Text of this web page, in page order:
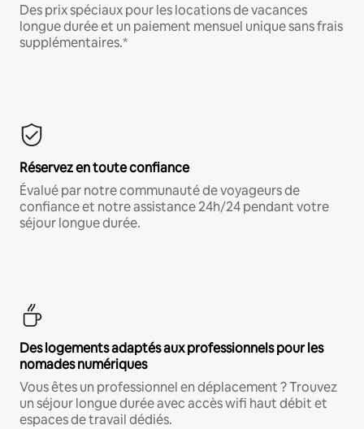
Des prix spéciaux pour les locations de vacances
longue durée et un paiement mensuel unique sans frais
supplémentaires.*
Réservez en toute confiance
Évalué par notre communauté de voyageurs de
confiance et notre assistance 24h/24 pendant votre
séjour longue durée.
Des logements adaptés aux professionnels pour les
nomades numériques
Vous êtes un professionnel en déplacement ? Trouvez
un séjour longue durée avec accès wifi haut débit et
espaces de travail dédiés.